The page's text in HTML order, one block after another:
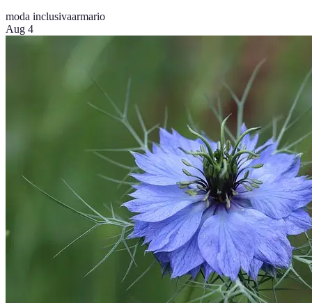
moda inclusivaarmario
Aug 4